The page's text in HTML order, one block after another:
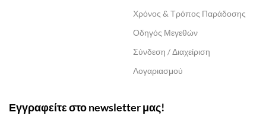
Χρόνος & Τρόπος Παράδοσης
Οδηγός Μεγεθών
Σύνδεση / Διαχείριση
Λογαριασμού
Εγγραφείτε στο newsletter μας!